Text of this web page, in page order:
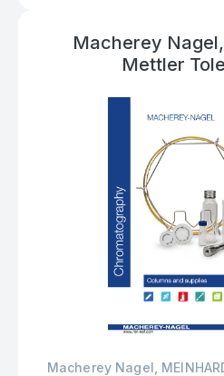
Macherey
Mettler
Macherey Nagel,